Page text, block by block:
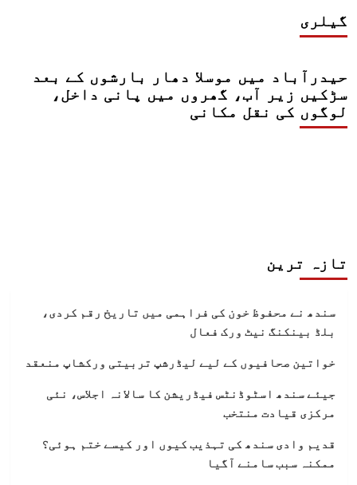
گیلری
حیدرآباد میں موسلا دھار بارشوں کے بعد
سڑکیں زیر آب، گھروں میں پانی داخل،
لوگوں کی نقل مکانی
تازہ ترین
سندھ نے محفوظ خون کی فراہمی میں تاریخ رقم کردی،
بلڈ بینکنگ نیٹ ورک فعال
خواتین صحافیوں کے لیے لیڈرشپ تربیتی ورکشاپ منعقد
جیئے سندھ اسٹوڈنٹس فیڈریشن کا سالانہ اجلاس، نئی
مرکزی قیادت منتخب
قدیم وادی سندھ کی تہذیب کیوں اور کیسے ختم ہوئی؟
ممکنہ سبب سامنے آگیا